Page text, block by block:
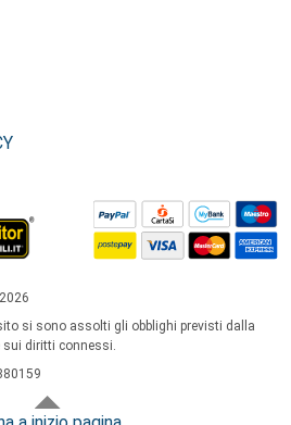
si sono assolti gli obblighi previsti dalla
diritti connessi.